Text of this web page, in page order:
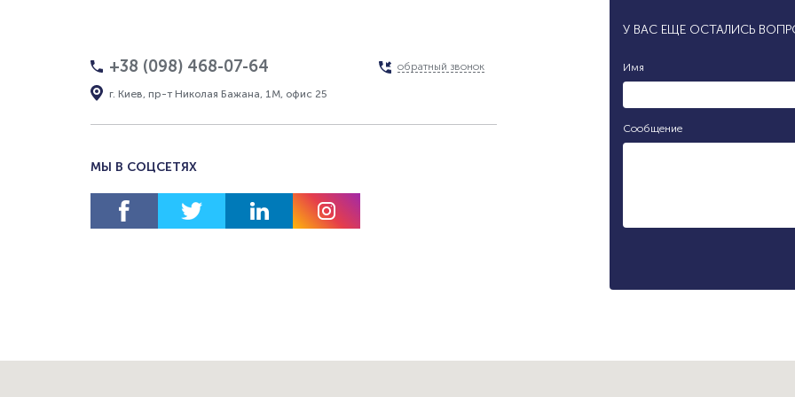
+38 (098) 468-07-64
г. Киев, пр-т Николая Бажана, 1М, офис 25
обратный звонок
МЫ В СОЦСЕТЯХ
У ВАС ЕЩЕ ОСТАЛИСЬ
Имя
Сообщение